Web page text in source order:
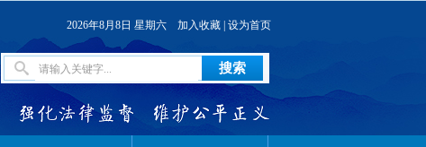
2026年8月8日 星期六 加入收藏 设为首页